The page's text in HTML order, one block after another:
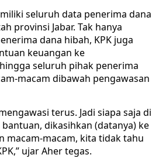
seluruh data penerima dana
provinsi Jabar. Tak hanya
dana hibah, KPK juga
keuangan ke
seluruh pihak penerima
macam dibawah pengawasan
terus. Jadi siapa saja di
dikasihkan (datanya) ke
macam-macam, kita tidak tahu
ujar Aher tegas.